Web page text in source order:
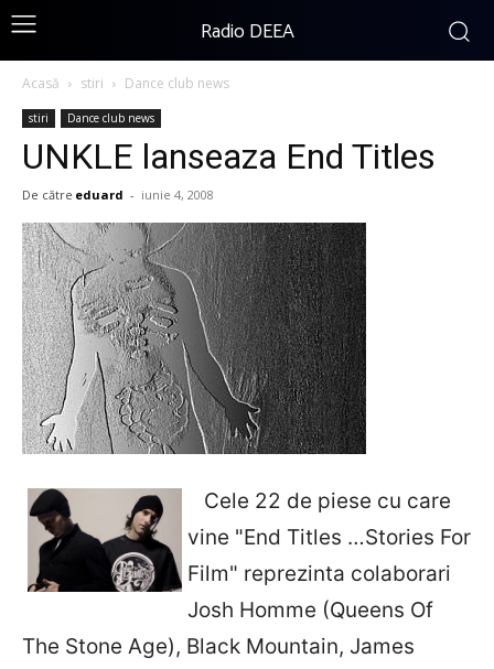
Radio DEEA
Acasă stiri Dance club news
stiri Dance club news
UNKLE lanseaza End Titles
De către eduard - iunie 4, 2008
Cele 22 de piese cu care
vine "End Titles …Stories For
Film" reprezinta colaborari
Josh Homme (Queens Of
The Stone Age), Black Mountain, James